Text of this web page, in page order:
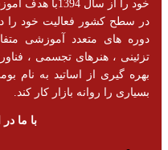
خود را از سال
در سطح کشور فعالیت خود را
دوره های متعدد آموزشی
تزئینی ، هنرهای تجسمی ،
بهره گیری از اساتید به نام
بسیاری را روانه بازار کار کند.
با ما